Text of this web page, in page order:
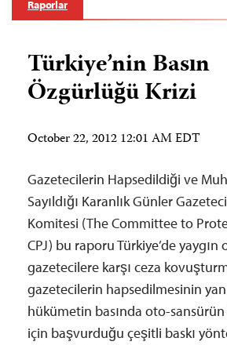
Raporlar
Türkiye’nin Basın
Özgürlüğü Krizi
October 22, 2012 12:01 AM EDT
Gazetecilerin Hapsedildiği ve
Sayıldığı Karanlık Günler
Komitesi (The Committee to
CPJ) bu raporu Türkiye’de
gazetecilere karşı ceza
gazetecilerin hapsedilmesinin
hükümetin basında oto-
için başvurduğu çeşitli baskı